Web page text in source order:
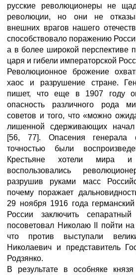
русские революционеры не
революции, но они не
внешних врагов нашего
способствовало поражению
а в более широкой перспективе
царя и гибели императорской
Революционное брожение
хаос и разрушение стране.
пишет, что еще в 1907 году
опасность различного рода
советов и того, что «можно
лишенной сдерживающих начал
[56, 77]. Опасения генерала
точностью были
Крестьяне хотели
воспользовались
разрушив руками масс
почему поражает
29 ноября 1916 года
России заключить
посоветовал Николаю II пойти на
что против выступали
Николаевич и представитель
Родзянко.
В результате в особняке